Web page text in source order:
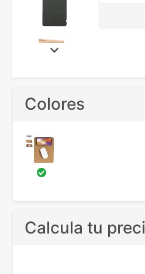
Colores
Calcula tu